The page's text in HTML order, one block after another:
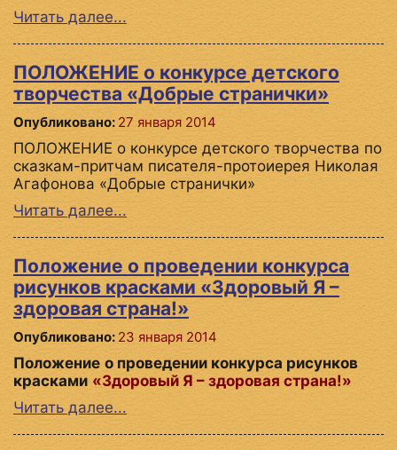
Читать далее...
ПОЛОЖЕНИЕ о конкурсе детского
творчества «Добрые странички»
Опубликовано: 27 января 2014
ПОЛОЖЕНИЕ о конкурсе детского творчества по
сказкам-притчам писателя-протоиерея Николая
Агафонова «Добрые странички»
Читать далее...
Положение о проведении конкурса
рисунков красками «Здоровый Я –
здоровая страна!»
Опубликовано: 23 января 2014
Положение о проведении конкурса рисунков
красками «Здоровый Я – здоровая страна!»
Читать далее...